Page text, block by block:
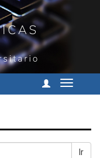
Cambiar
Ir